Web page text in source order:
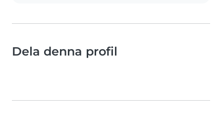
Dela denna profil